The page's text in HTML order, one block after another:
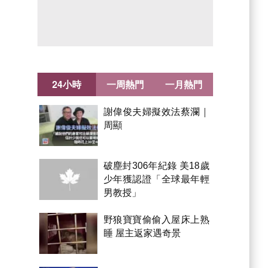
24小時
謝偉俊夫婦擬效法蔡瀾｜
周顯
破塵封306年紀錄 美18歲
少年獲認證「全球最年輕
男教授」
野狼寶寶偷偷入屋床上熟
睡 屋主返家遇奇景
一周熱門 一月熱門